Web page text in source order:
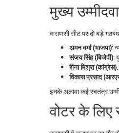
मुख्य
वाराणसी सीट पर दो बड़े
अमन वर्मा (भाजपा):
संजय सिंह (बिजेपी):
रीना मिश्रा (कांग्रेस)
विकास प्रसाद
इनके अलावा कई स्वतंत्र
वोटर के लिए